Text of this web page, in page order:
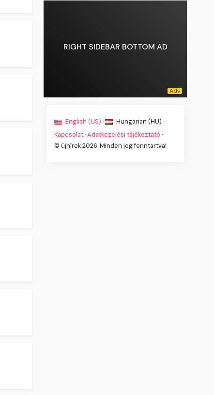
RIGHT SIDEBAR BOTTOM AD
English (US) ·
Hungarian (HU) ·
Kapcsolat ·Adatkezelési tájékoztató ·
© újhírek 2026. Minden jog fenntartva!